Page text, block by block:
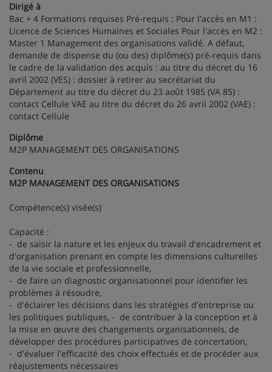
Dirigé à
Bac + 4 Formations requises Pré-requis : Pour l'accès en M1 :
Licence de Sciences Humaines et Sociales Pour l'accès en M2 :
Master 1 Management des organisations validé. A défaut,
demande de dispense du (ou des) diplôme(s) pré-requis dans
le cadre de la validation des acquis : au titre du décret du 16
avril 2002 (VES) : dossier à retirer au secrétariat du
Département au titre du décret du 23 août 1985 (VA 85) :
contact Cellule VAE au titre du décret du 26 avril 2002 (VAE) :
contact Cellule
Diplôme
M2P MANAGEMENT DES ORGANISATIONS
Contenu
M2P MANAGEMENT DES ORGANISATIONS
Compétence(s) visée(s)
Capacité :
- de saisir la nature et les enjeux du travail d'encadrement et
d'organisation prenant en compte les dimensions culturelles
de la vie sociale et professionnelle,
- de faire un diagnostic organisationnel pour identifier les
problèmes à résoudre,
- d'éclairer les décisions dans les stratégies d'entreprise ou
les politiques publiques, - de contribuer à la conception et à
la mise en œuvre des changements organisationnels, de
développer des procédures participatives de concertation,
- d'évaluer l'efficacité des choix effectués et de procéder aux
réajustements nécessaires